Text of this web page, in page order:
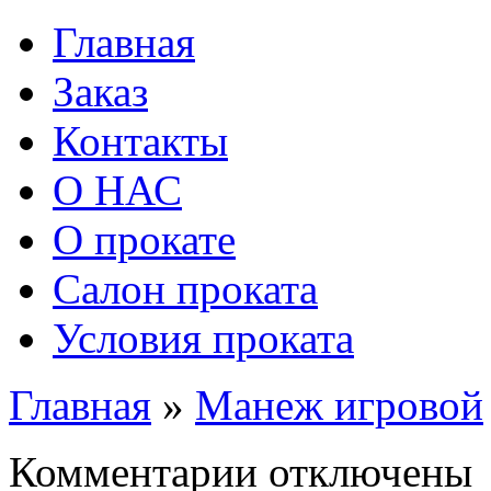
Главная
Заказ
Контакты
О НАС
О прокате
Салон проката
Условия проката
Главная » Манеж игровой
Комментарии записи
отключены